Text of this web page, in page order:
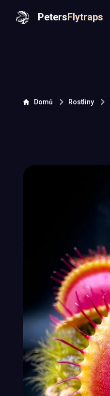
PetersFlytraps
Domů Rostliny